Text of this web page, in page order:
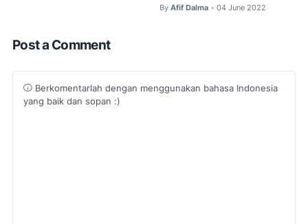
By Afif Dalma • 04 June 2022
Post a Comment
Berkomentarlah dengan menggunakan bahasa Indonesia
yang baik dan sopan :)